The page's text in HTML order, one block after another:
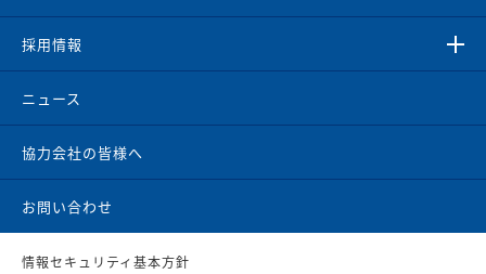
採用情報
ニュース
協力会社の皆様へ
お問い合わせ
情報セキュリティ基本方針